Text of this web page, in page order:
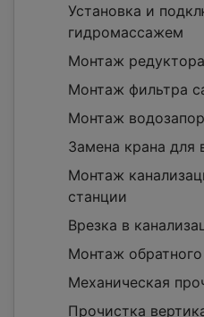
Установка и
гидромассажем
Монтаж
Монтаж фильтра
Монтаж
Замена крана для
Монтаж
станции
Врезка в
Монтаж
Механическая
Прочистка